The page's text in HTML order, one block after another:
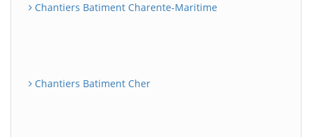
Chantiers Batiment Charente-Maritime
Chantiers Batiment Cher